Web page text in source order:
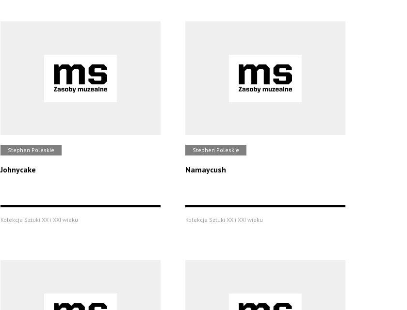
Stephen Poleskie
Johnycake
Kolekcja Sztuki XX i XXI wieku
Stephen Poleskie
Namaycush
Kolekcja Sztuki XX i XXI wieku